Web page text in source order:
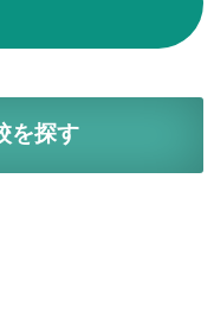
を探す